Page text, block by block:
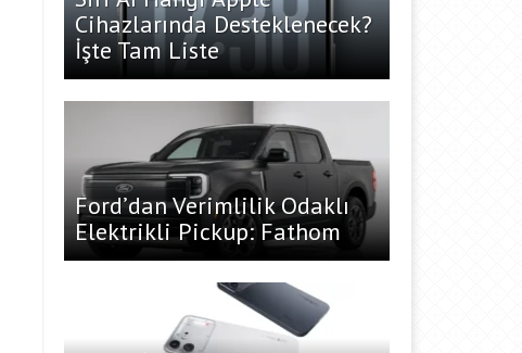
Cihazlarında Desteklenecek?
İşte Tam Liste
Ford’dan Verimlilik Odaklı
Elektrikli Pickup: Fathom